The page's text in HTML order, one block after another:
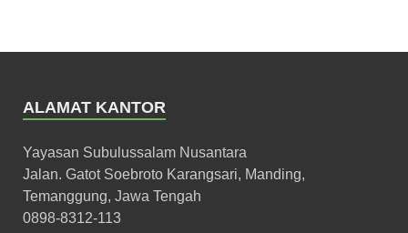
ALAMAT KANTOR
Yayasan Subulussalam Nusantara
Jalan. Gatot Soebroto Karangsari, Manding,
Temanggung, Jawa Tengah
0898-8312-113